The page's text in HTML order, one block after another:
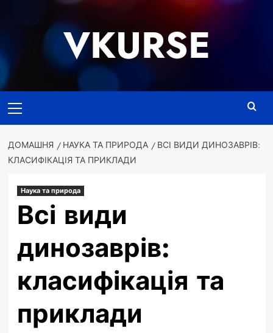
VKURSE
меню
ДОМАШНЯ НАУКА ТА ПРИРОДА
ВСІ ВИДИ ДИНОЗАВРІВ:
КЛАСИФІКАЦІЯ ТА ПРИКЛАДИ
Наука та природа
Всі види
динозаврів:
класифікація та
приклади